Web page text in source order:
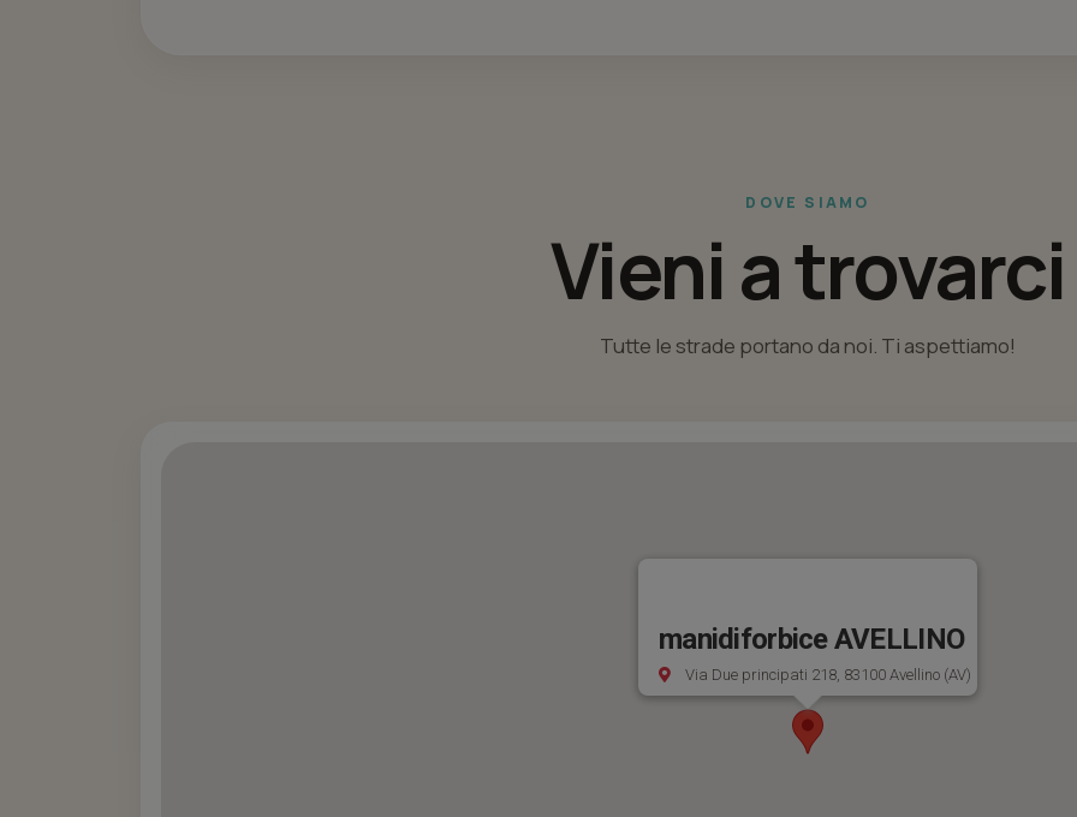
DOVE SIAMO
Vieni a trovarci
Tutte le strade portano da noi. Ti aspettiamo!
manidiforbice AVELLINO
Via Due principati 218, 83100 Avellino (AV)